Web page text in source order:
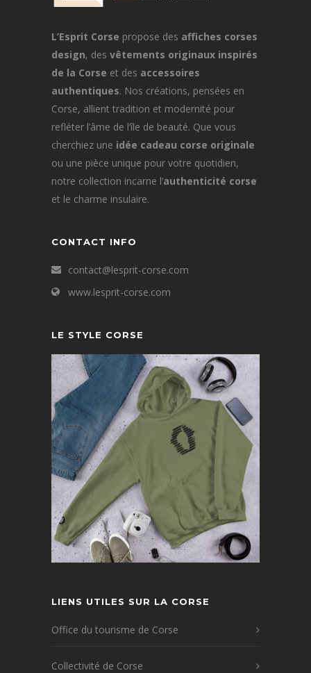
L’Esprit Corse propose des affiches corses
design, des vêtements originaux inspirés
de la Corse et des accessoires
authentiques. Nos créations, pensées en
Corse, allient tradition et modernité pour
refléter l’âme de l’île de beauté. Que vous
cherchiez une idée cadeau corse originale
ou une pièce unique pour votre quotidien,
notre collection incarne l’authenticité corse
et le charme insulaire.
CONTACT INFO
contact@lesprit-corse.com
www.lesprit-corse.com
LE STYLE CORSE
LIENS UTILES SUR LA CORSE
Office du tourisme de Corse
Collectivité de Corse